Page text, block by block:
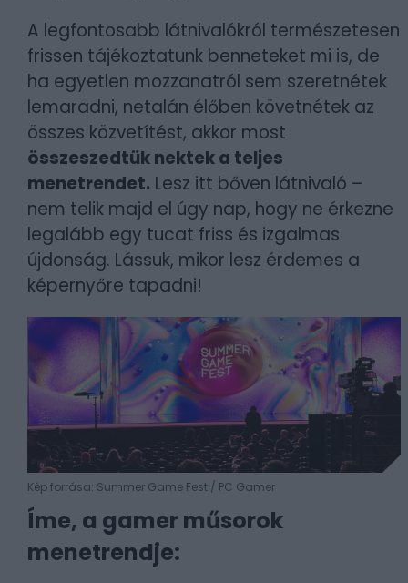
A legfontosabb látnivalókról természetesen
frissen tájékoztatunk benneteket mi is, de
ha egyetlen mozzanatról sem szeretnétek
lemaradni, netalán élőben követnétek az
összes közvetítést, akkor most
összeszedtük nektek a teljes
menetrendet. Lesz itt bőven látnivaló –
nem telik majd el úgy nap, hogy ne érkezne
legalább egy tucat friss és izgalmas
újdonság. Lássuk, mikor lesz érdemes a
képernyőre tapadni!
Kép forrása: Summer Game Fest / PC Gamer
Íme, a gamer műsorok
menetrendje: